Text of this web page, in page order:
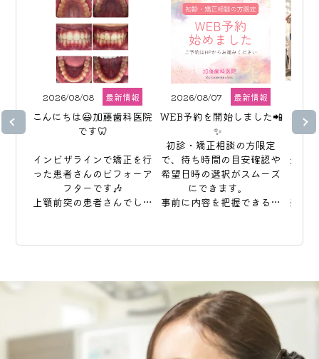
2026/08/08 最新情報
こんにちは😃加藤歯科医院
です🦷
インビザラインで矯正を行
った患者さんのビフォーア
フターです🎶
上顎前突の患者さんでした
歯と歯の間の隙間も改善さ
そこまで歯並びは悪くない
けど、ちょっとここ
と少しだけ気になる！とい
2026/08/07 最新情報
WEB予約を開始しました📲
✨
初診・矯正相談の方限定
で、待ち時間の目安確認や
希望日時の選択がスムーズ
にできます。
事前に内容を把握できるの
ご来院前の準備にもお役立
こん
先日
美味
気も
ジし
も元